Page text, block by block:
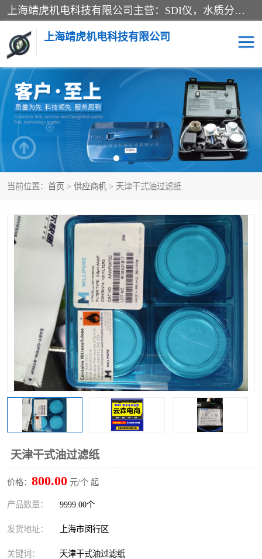
上海靖虎机电科技有限公司主营：SDI仪，水质分析仪，水质检测仪产品；上海靖虎机电科技有限公司在专业制造和研发等方面的强大的平台优势，利用自身在自动化仪表、自控系统及环保监测仪器的专长，以优良的技术，优越的产品质量和良好的服务质量与广大客户真诚合作。
上海靖虎机电科技有限公司
当前位置： 首页 > 供应商机 > 天津干式油过滤纸
天津干式油过滤纸
价格： 800.00 元/个 起
产品数量： 9999.00个
发货地址： 上海市闵行区
关键词： 天津干式油过滤纸
SDI仪 过滤膜过滤纸
PH电导测试笔 水质分析仪
水质检测仪 电导测试笔
PH电导测试仪